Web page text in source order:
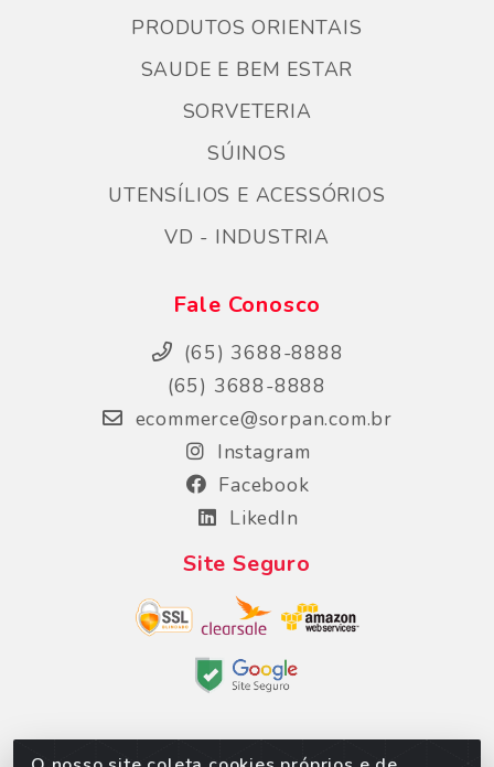
PRODUTOS ORIENTAIS
SAUDE E BEM ESTAR
SORVETERIA
SÚINOS
UTENSÍLIOS E ACESSÓRIOS
VD - INDUSTRIA
Fale Conosco
(65) 3688-8888
(65) 3688-8888
ecommerce@sorpan.com.br
Instagram
Facebook
LikedIn
Site Seguro